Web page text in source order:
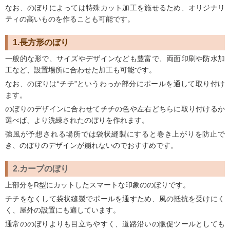
なお、のぼりによっては特殊カット加工を施せるため、オリジナリ
ティの高いものを作ることも可能です。
1.長方形のぼり
一般的な形で、サイズやデザインなども豊富で、両面印刷や防水加
工など、設置場所に合わせた加工も可能です。
なお、のぼりは“チチ”というわっか部分にポールを通して取り付け
ます。
のぼりのデザインに合わせてチチの色や左右どちらに取り付けるか
選べば、より洗練されたのぼりを作れます。
強風が予想される場所では袋状縫製にすると巻き上がりを防止で
き、のぼりのデザインが崩れないのでおすすめです。
2.カーブのぼり
上部分をR型にカットしたスマートな印象ののぼりです。
チチをなくして袋状縫製でポールを通すため、風の抵抗を受けにく
く、屋外の設置にも適しています。
通常ののぼりよりも目立ちやすく、道路沿いの販促ツールとしても